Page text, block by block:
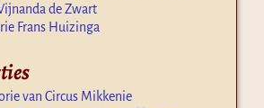
de Zwart
Frans Huizinga
van Circus Mikkenie